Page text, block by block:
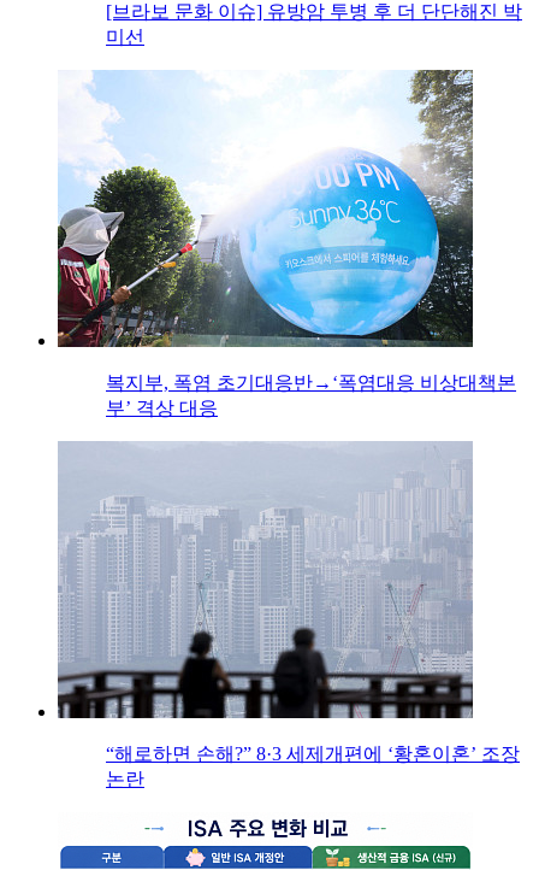
[브라보 문화 이슈] 유방암 투병 후 더 단단해진 박
미선
복지부, 폭염 초기대응반→‘폭염대응 비상대책본
부’ 격상 대응
“해로하면 손해?” 8·3 세제개편에 ‘황혼이혼’ 조장
논란